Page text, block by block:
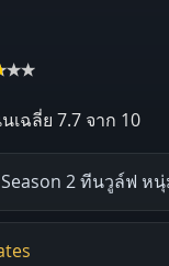
เฉลี่ย 7.7 จาก 10
Season 2 ทีนวูล์ฟ